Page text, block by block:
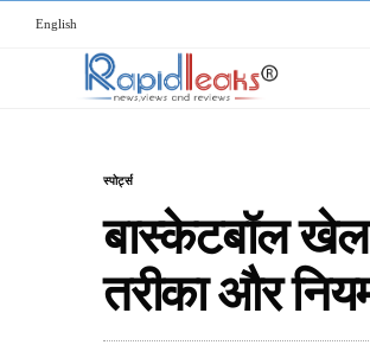
English
स्पोर्ट्स
बास्केटबॉल खेल
तरीका और